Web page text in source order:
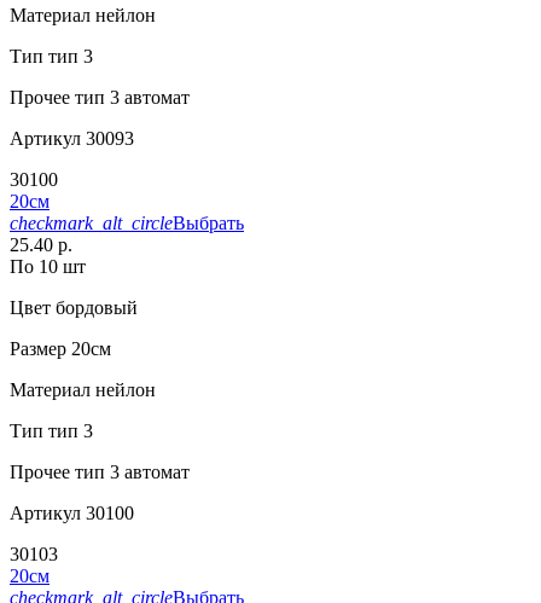
Материал нейлон
Тип тип 3
Прочее тип 3 автомат
Артикул 30093
30100
20см
checkmark_alt_circleВыбрать
25.40 р.
По 10 шт
Цвет бордовый
Размер 20см
Материал нейлон
Тип тип 3
Прочее тип 3 автомат
Артикул 30100
30103
20см
checkmark_alt_circleВыбрать